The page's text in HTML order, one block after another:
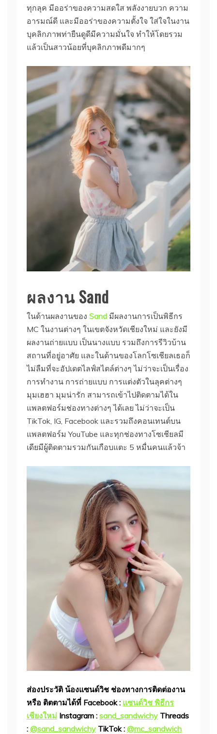
ทุกลุค มีออร่าของความสดใส พลังงายบวก ความ
อารมณ์ดี และมีออร่าของความตั้งใจ ใส่ใจในงาน
บุคลิกภาพท่ายืนดูดีมีความมั่นใจ ทำให้โดยรวม
แล้วเป็นสาวน้อยที่บุคลิกภาพดีมากๆ
ผลงาน Sand
ในด้านผลงานของ Sand มีผลงานการเป็นพิธีกร
MC ในงานต่างๆ ในเขตจังหวัดเชียงใหม่ และยังมี
ผลงานถ่ายแบบ เป็นนางแบบ รวมถึงการรีวิวบ้าน
สถานที่อยู่อาศัย และในด้านของโลกโซเชียลเธอก็
ไม่ลืมที่จะอัปเดตไลฟ์สไตล์ต่างๆ ไม่ว่าจะเป็นเรื่อง
การทำงาน การถ่ายแบบ การแต่งตัวในลุคต่างๆ
มุมเฮฮา มุมน่ารัก สามารถเข้าไปติดตามได้ใน
แพลตฟอร์มช่องทางต่างๆ ได้เลย ไม่ว่าจะเป็น
TikTok, IG, Facebook และรวมถึงคอนเทนต์บน
แพลตฟอร์ม YouTube และทุกช่องทางโซเชียลมี
เดียมีผู้ติดตามรวมกันเกือบแตะ 5 หมื่นคนแล้วจ้า
ส่องประวัติ น้องแซนด์วิช ช่องทางการติดต่องาน
หรือ ติตตามได้ที่ Facebook : แซนด์วิช พิธีกร
เชียงใหม่ Instagram : sand_sandwichy Threads
: @sand_sandwichy TikTok : @mc_sandwich